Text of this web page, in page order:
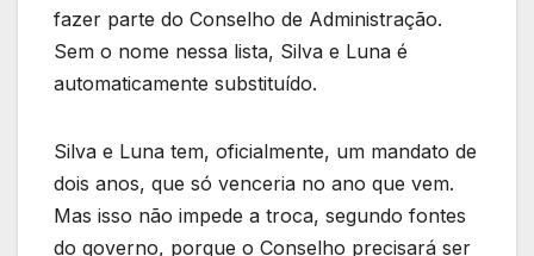
fazer parte do Conselho de Administração.
Sem o nome nessa lista, Silva e Luna é
automaticamente substituído.
Silva e Luna tem, oficialmente, um mandato de
dois anos, que só venceria no ano que vem.
Mas isso não impede a troca, segundo fontes
do governo, porque o Conselho precisará ser